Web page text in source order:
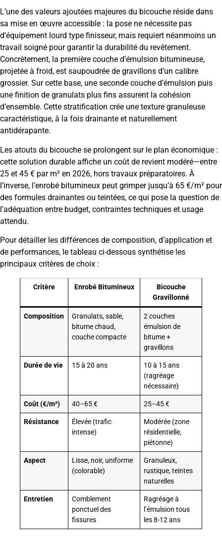
L’une des valeurs ajoutées majeures du bicouche réside dans
sa mise en œuvre accessible : la pose ne nécessite pas
d’équipement lourd type finisseur, mais requiert néanmoins un
travail soigné pour garantir la durabilité du revêtement.
Concrètement, la première couche d’émulsion bitumineuse,
projetée à froid, est saupoudrée de gravillons d’un calibre
grossier. Sur cette base, une seconde couche d’émulsion puis
une finition de granulats plus fins assurent la cohésion
d’ensemble. Cette stratification crée une texture granuleuse
caractéristique, à la fois drainante et naturellement
antidérapante.
Les atouts du bicouche se prolongent sur le plan économique :
cette solution durable affiche un coût de revient modéré—entre
25 et 45 € par m² en 2026, hors travaux préparatoires. À
l’inverse, l’enrobé bitumineux peut grimper jusqu’à 65 €/m² pour
des formules drainantes ou teintées, ce qui pose la question de
l’adéquation entre budget, contraintes techniques et usage
attendu.
Pour détailler les différences de composition, d’application et
de performances, le tableau ci-dessous synthétise les
principaux critères de choix :
Critère Enrobé Bitumineux
Bicouche
Gravillonné
Composition
Granulats, sable,
bitume chaud,
couche compacte
2 couches
émulsion de
bitume +
gravillons
Durée de vie 15 à 20 ans
10 à 15 ans
(ragréage
nécessaire)
Coût (€/m²) 40–65 € 25–45 €
Résistance
Élevée (trafic
intense)
Modérée (zone
résidentielle,
piétonne)
Aspect
Lisse, noir, uniforme
(colorable)
Granuleux,
rustique, teintes
naturelles
Entretien
Comblement
ponctuel des
fissures
Ragréage à
l’émulsion tous
les 8-12 ans